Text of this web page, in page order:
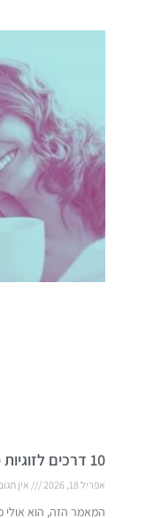
10 דרכים לזוגיות מצוינת בקורונה (חלק ב')
אפריל 18, 2026 אין
המאמר הזה, הוא אולי